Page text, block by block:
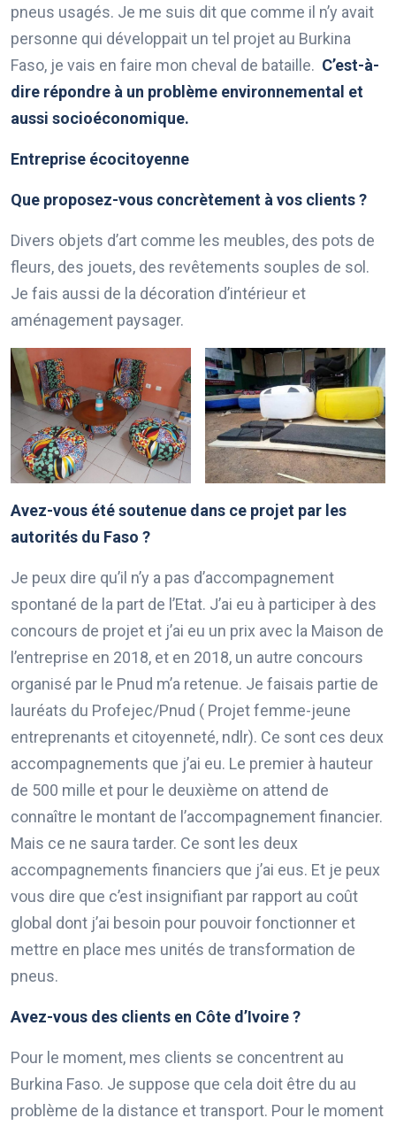
pneus usagés. Je me suis dit que comme il n’y avait
personne qui développait un tel projet au Burkina
Faso, je vais en faire mon cheval de bataille. C’est-à-
dire répondre à un problème environnemental et
aussi socioéconomique.
Entreprise écocitoyenne
Que proposez-vous concrètement à vos clients ?
Divers objets d’art comme les meubles, des pots de
fleurs, des jouets, des revêtements souples de sol.
Je fais aussi de la décoration d’intérieur et
aménagement paysager.
Avez-vous été soutenue dans ce projet par les
autorités du Faso ?
Je peux dire qu’il n’y a pas d’accompagnement
spontané de la part de l’Etat. J’ai eu à participer à des
concours de projet et j’ai eu un prix avec la Maison de
l’entreprise en 2018, et en 2018, un autre concours
organisé par le Pnud m’a retenue. Je faisais partie de
lauréats du Profejec/Pnud ( Projet femme-jeune
entreprenants et citoyenneté, ndlr). Ce sont ces deux
accompagnements que j’ai eu. Le premier à hauteur
de 500 mille et pour le deuxième on attend de
connaître le montant de l’accompagnement financier.
Mais ce ne saura tarder. Ce sont les deux
accompagnements financiers que j’ai eus. Et je peux
vous dire que c’est insignifiant par rapport au coût
global dont j’ai besoin pour pouvoir fonctionner et
mettre en place mes unités de transformation de
pneus.
Avez-vous des clients en Côte d’Ivoire ?
Pour le moment, mes clients se concentrent au
Burkina Faso. Je suppose que cela doit être du au
problème de la distance et transport. Pour le moment